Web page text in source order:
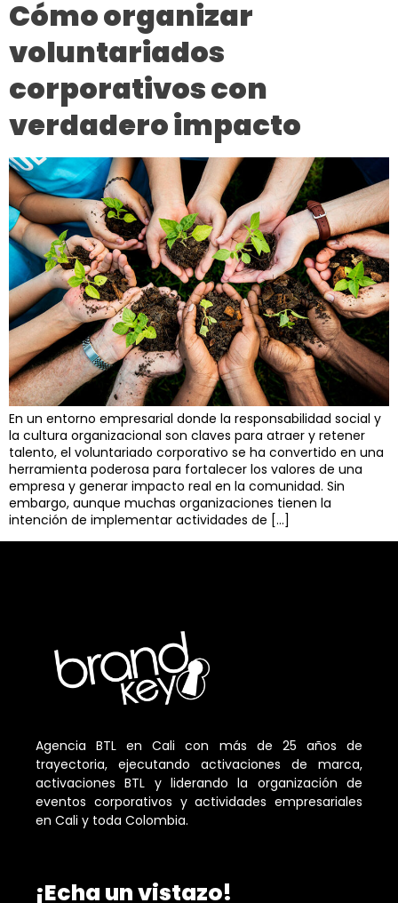
Cómo organizar
voluntariados
corporativos con
verdadero impacto
En un entorno empresarial donde la responsabilidad social y
la cultura organizacional son claves para atraer y retener
talento, el voluntariado corporativo se ha convertido en una
herramienta poderosa para fortalecer los valores de una
empresa y generar impacto real en la comunidad. Sin
embargo, aunque muchas organizaciones tienen la
intención de implementar actividades de […]
Agencia BTL en Cali con más de 25 años de
trayectoria, ejecutando activaciones de marca,
activaciones BTL y liderando la organización de
eventos corporativos y actividades empresariales
en Cali y toda Colombia.
¡Echa un vistazo!